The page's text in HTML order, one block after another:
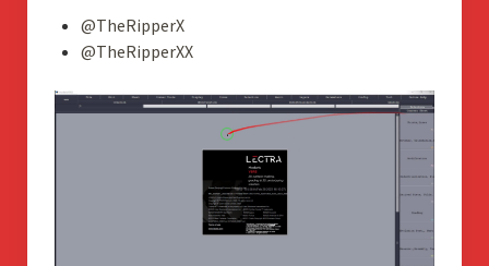
@TheRipperX
@TheRipperXX